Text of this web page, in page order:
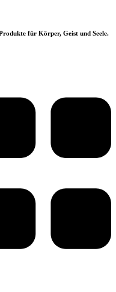
für Körper, Geist und Seele.